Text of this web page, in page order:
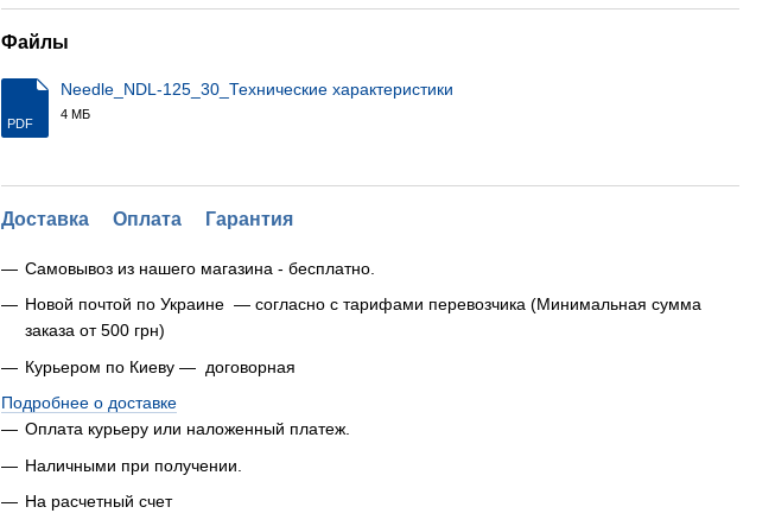
Файлы
PDF
Needle_NDL-125_30_Технические характеристики
4 МБ
Доставка Оплата Гарантия
Самовывоз из нашего магазина - бесплатно.
Новой почтой по Украине — согласно с тарифами перевозчика (Минимальная сумма
заказа от 500 грн)
Курьером по Киеву — договорная
Подробнее о доставке
Оплата курьеру или наложенный платеж.
Наличными при получении.
На расчетный счет